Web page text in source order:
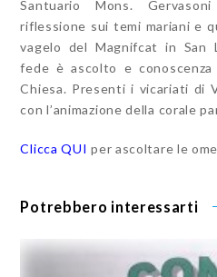
Santuario Mons.
riflessione sui temi mariani e
vagelo del Magnifcat in San
fede è ascolto e
Chiesa. Presenti i vicariati di
con l’animazione della corale
Clicca QUI per ascoltare le
Potrebbero interessarti